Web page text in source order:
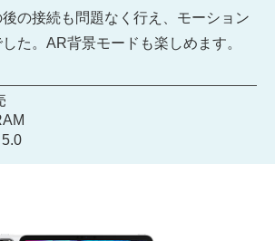
の接続も問題なく行え、モーション
た。AR背景モードも楽しめます。